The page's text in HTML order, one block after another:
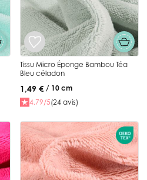
Tissu Micro Éponge Bambou Téa
Bleu céladon
1,49 € / 10 cm
4.79/5(24 avis)